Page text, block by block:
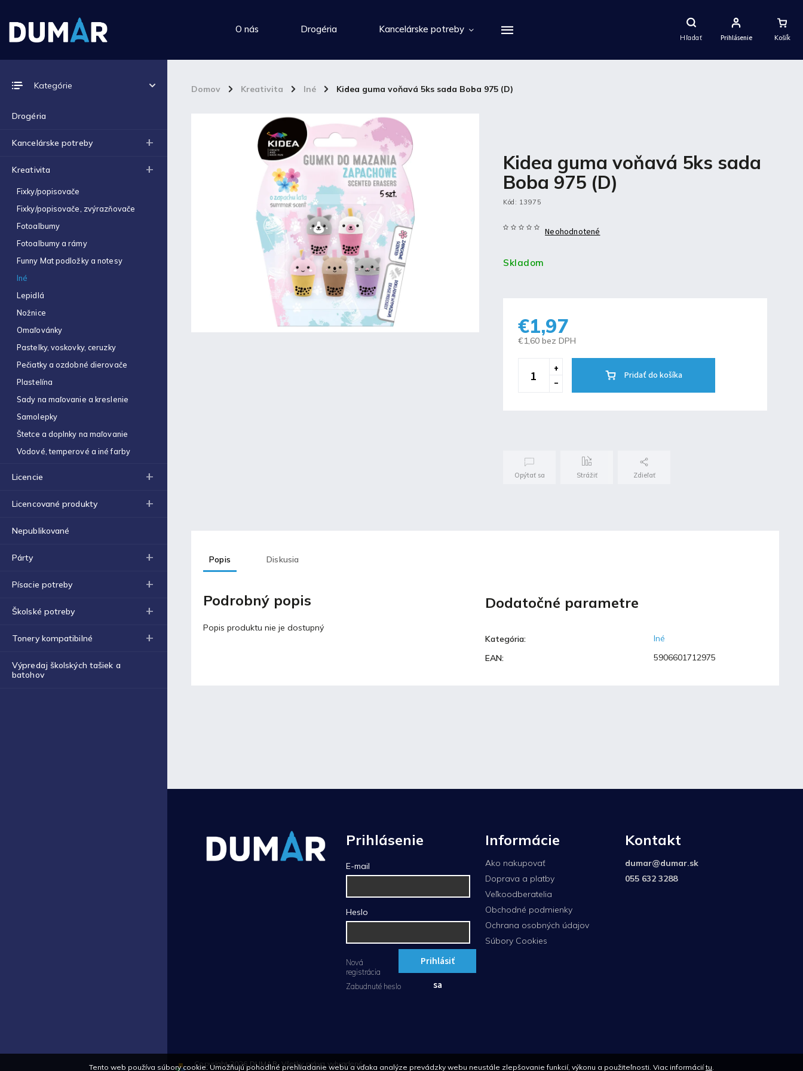
Tento web používa súbory cookie. Umožňujú pohodlné prehliadanie webu a vďaka analýze prevádzky webu neustále zlepšovanie funkcií, výkonu a použiteľnosti. Viac informáciítu.
Hľadať
Nákupný
Košík
Prihlásenie
O nás Drogéria Kancelárske potreby
Domov / Kreativita / Iné / Kidea guma voňavá 5ks sada Boba 975 (D)
Kategórie
Drogéria
Kancelárske potreby
Kreativita
Fixky/popisovače
Fixky/popisovače, zvýrazňovače
Fotoalbumy
Fotoalbumy a rámy
Funny Mat podložky a notesy
Iné
Lepidlá
Nožnice
Omaľovánky
Pastelky, voskovky, ceruzky
Pečiatky a ozdobné dierovače
Plastelína
Sady na maľovanie a kreslenie
Samolepky
Štetce a doplnky na maľovanie
Vodové, temperové a iné farby
Licencie
Licencované produkty
Nepublikované
Párty
Písacie potreby
Školské potreby
Tonery kompatibilné
Výpredaj školských tašiek a
batohov
Výkres školský A4 (180g) -
1ks
€0,06
Výkres školský A3 (180g) -
1ks
€0,12
0,7mm modrá
€0,06
Zošit 523
€0,31
Zošit 440
€0,87
Strúhadlo dvojité so
zásobníkom Antilop 5027
€0,86
€0,70
Obálka C4 (1ks)
€0,16
Obal na zošit A4 hrubý
Blog
Fortnite produkty za
30.11.2021
Labková patrola vo filme
Kidea guma voňavá 5ks sada
Boba 975 (D)
Kód: 13975
Neohodnotené
Skladom
€1,97
€1,60 bez DPH
Pridať do košíka
Opýtať sa Strážiť Zdieľať
Popis Diskusia
Podrobný popis
Popis produktu nie je dostupný
Dodatočné parametre
Kategória:
Iné
EAN: 5906601712975
Prihlásenie
E-mail
Heslo
Prihlásiť
sa
Nová
registrácia
Zabudnuté heslo
Informácie
Ako nakupovať
Doprava a platby
Veľkoodberatelia
Obchodné podmienky
Ochrana osobných údajov
Súbory Cookies
Kontakt
dumar@dumar.sk
055 632 3288
Copyright 2026 DUMAR. Všetky práva vyhradené.